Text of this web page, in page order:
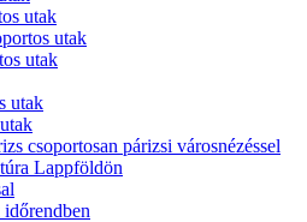
utak
utak
utak
utak
csoportosan párizsi városnézéssel
Lappföldön